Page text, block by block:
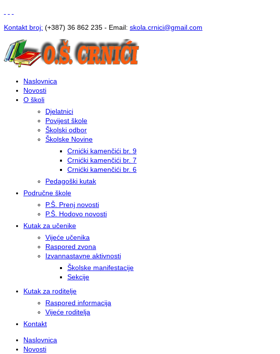
Kontakt broj: (+387) 36 862 235 - Email: skola.crnici@gmail.com
Naslovnica
Novosti
O školi
Djelatnici
Povijest škole
Školski odbor
Školske Novine
Crnićki kamenčići br. 9
Crnićki kamenčići br. 7
Crnićki kamenčići br. 6
Pedagoški kutak
Područne škole
P.Š. Prenj novosti
P.Š. Hodovo novosti
Kutak za učenike
Vijeće učenika
Raspored zvona
Izvannastavne aktivnosti
Školske manifestacije
Sekcije
Kutak za roditelje
Raspored informacija
Vijeće roditelja
Kontakt
Naslovnica
Novosti